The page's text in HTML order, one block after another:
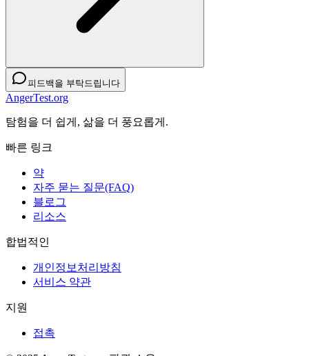
피드백을 부탁드립니다
AngerTest.org
탐험을 더 쉽게, 삶을 더 풍요롭게.
빠른 링크
약
자주 묻는 질문(FAQ)
블로그
리소스
합법적인
개인정보처리방침
서비스 약관
지원
접촉